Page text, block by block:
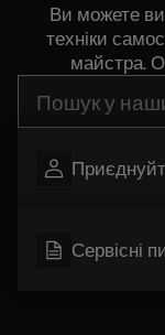
Ви можете
техніки
майстра.
Сервісні